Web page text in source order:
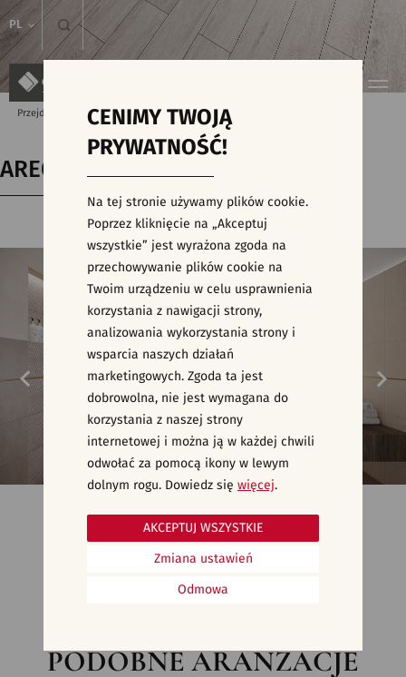
PL
Przejdź do strony głównej Kolekcje AREGO TOUCH
AREGO TOUCH
Jasne płytki strukturalne - nowoczesna łazienka - AREGO TOUCH
PODOBNE ARANŻACJE
CENIMY TWOJĄ
PRYWATNOŚĆ!
Na tej stronie używamy plików cookie.
Poprzez kliknięcie na „Akceptuj
wszystkie” jest wyrażona zgoda na
przechowywanie plików cookie na
Twoim urządzeniu w celu usprawnienia
korzystania z nawigacji strony,
analizowania wykorzystania strony i
wsparcia naszych działań
marketingowych. Zgoda ta jest
dobrowolna, nie jest wymagana do
korzystania z naszej strony
internetowej i można ją w każdej chwili
odwołać za pomocą ikony w lewym
dolnym rogu. Dowiedz się więcej.
Odmowa
Zmiana ustawień
AKCEPTUJ WSZYSTKIE